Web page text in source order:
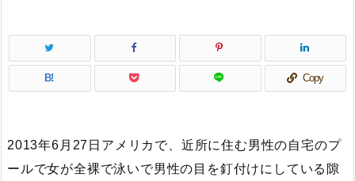
B! Copy
2013年6月27日アメリカで、近所に住む男性の自宅のプ
ールで女が全裸で泳いで男性の目を釘付けにしている隙